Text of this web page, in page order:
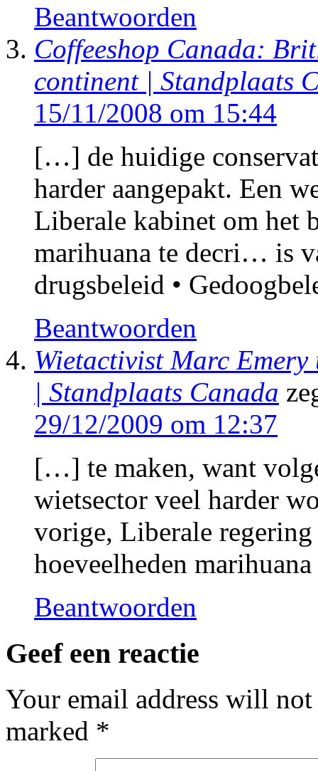
Beantwoorden
Coffeeshop Canada:
continent | Standplaats
15/11/2008 om 15:44
[…] de huidige
harder aangepakt. Een
Liberale kabinet om het
marihuana te decri… is
drugsbeleid •
Beantwoorden
Wietactivist Marc
| Standplaats Canada
29/12/2009 om 12:37
[…] te maken, want
wietsector veel harder
vorige, Liberale
hoeveelheden
Beantwoorden
Geef een reactie
Your email address will
marked *